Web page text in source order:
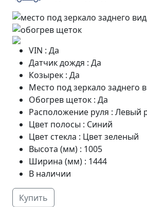
VIN : Да
Датчик дождя : Да
Козырек : Да
Место под зеркало заднего
Обогрев щеток : Да
Расположение руля : Левый
Цвет полосы : Синий
Цвет стекла : Цвет зеленый
Высота (мм) : 1005
Ширина (мм) : 1444
В наличии
Купить